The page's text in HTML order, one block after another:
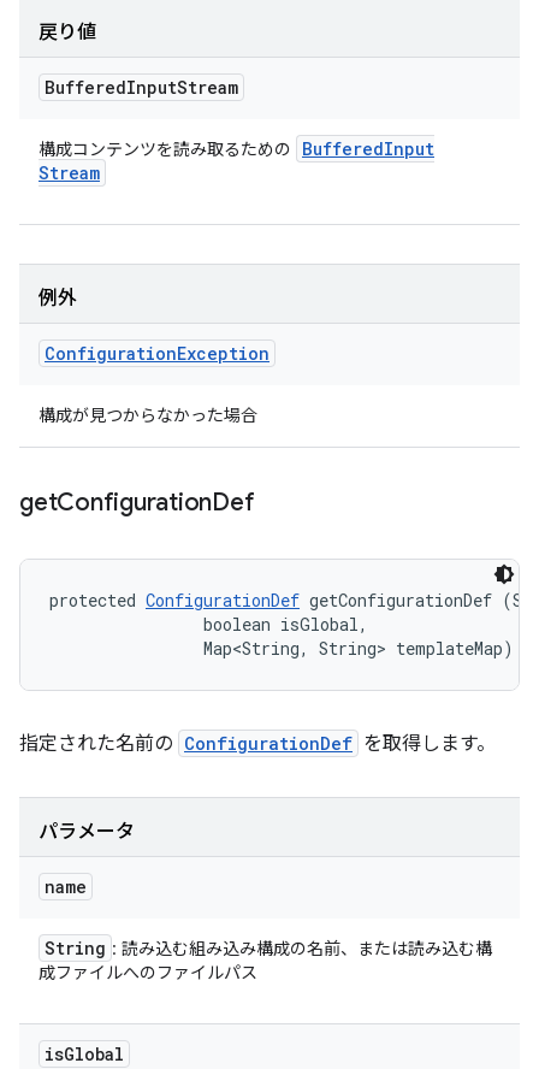
戻り値
BufferedInputStream
構成コンテンツを読み取るための BufferedInput
Stream
例外
ConfigurationException
構成が見つからなかった場合
getConfigurationDef
protected ConfigurationDef getConfigurationDef
                boolean isGlobal,
                Map<String, String> templateMap)
指定された名前の ConfigurationDef を取得します。
パラメータ
name
String : 読み込む組み込み構成の名前、または読み込む構
成ファイルへのファイルパス
isGlobal